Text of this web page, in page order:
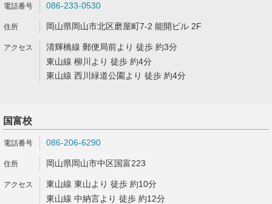
086-233-0530
岡山県岡山市北区磨屋町7-2 能開ビル 2F
清輝橋線 郵便局前より 徒歩 約3分
東山線 柳川より 徒歩 約4分
東山線 西川緑道公園より 徒歩 約4分
国富校
086-206-6290
岡山県岡山市中区国富223
東山線 東山より 徒歩 約10分
東山線 中納言より 徒歩 約12分